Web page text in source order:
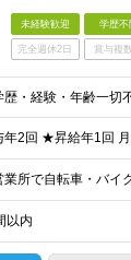
未経験歓迎 学歴不
完全週休2日 賞与複
以内